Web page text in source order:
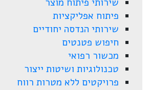
שירותי פיתוח מוצר
פיתוח אפליקציות
שירותי הנדסה יחודיים
חיפוש פטנטים
מכשור רפואי
טכנולוגיות ושיטות ייצור
פרויקטים ללא מטרות רווח